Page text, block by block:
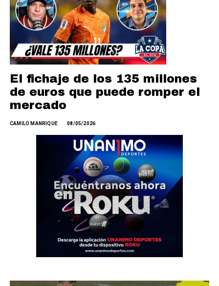
El fichaje de los 135 millones
de euros que puede romper el
mercado
CAMILO MANRIQUE 08/05/2026